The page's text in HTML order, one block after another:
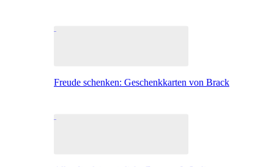
Freude schenken: Geschenkkarten von Brack